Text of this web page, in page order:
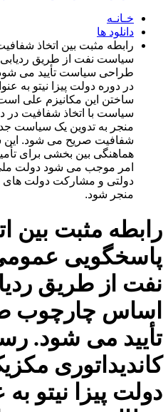
خـانـه
دانلود ها
رابطه مثبت بین اتخاذ
سیاست نفت از طریق
طراحی سیاست تأیید می
در دوره دولت پیزا نیتو به
ساختن این مکانیزم علی است.
سیاست با اتخاذ شفافیت در
منجر به تدوین یک سیاست
شفافیت صریح می شود. این
هماهنگی بین بخشی برای
امر موجب می شود دولت ملی
دولتی و مشارکت دولت های
منجر شود.
رابطه مثبت بین
پاسخگویی
نفت از طریق
اساس چارچوب
تأیید می شود.
کاندیداتوری
دولت پیزا نیتو